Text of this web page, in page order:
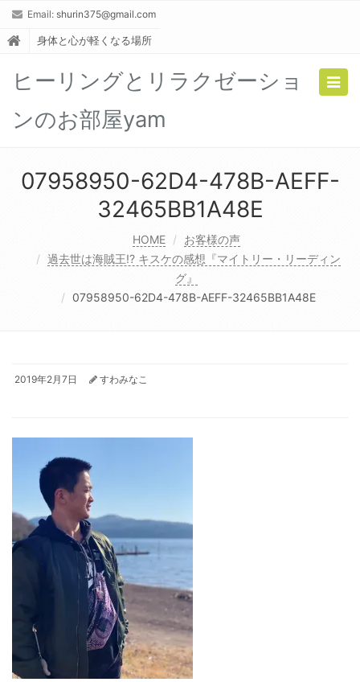
Email: shurin375@gmail.com
身体と心が軽くなる場所
ヒーリングとリラクゼーショ
ンのお部屋yam
07958950-62D4-478B-AEFF-
32465BB1A48E
HOME
お客様の声
過去世は海賊王!? キスケの感想『マイトリー・リーディン
グ』
07958950-62D4-478B-AEFF-32465BB1A48E
2019年2月7日 すわみなこ